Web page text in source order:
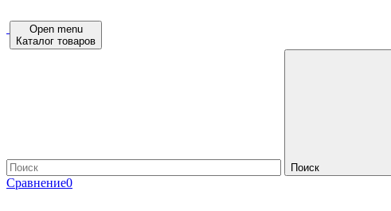
Open menu
Каталог товаров
Поиск
Сравнение0